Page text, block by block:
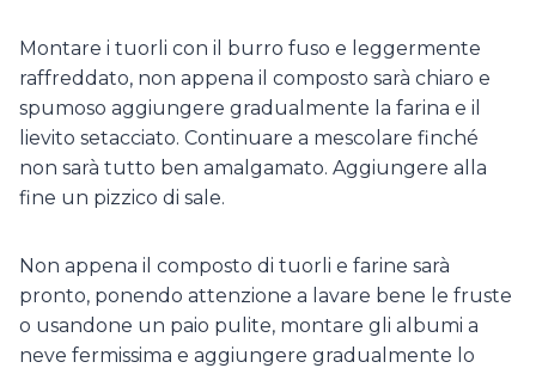
Montare i tuorli con il burro fuso e leggermente
raffreddato, non appena il composto sarà chiaro e
spumoso aggiungere gradualmente la farina e il
lievito setacciato. Continuare a mescolare finché
non sarà tutto ben amalgamato. Aggiungere alla
fine un pizzico di sale.
Non appena il composto di tuorli e farine sarà
pronto, ponendo attenzione a lavare bene le fruste
o usandone un paio pulite, montare gli albumi a
neve fermissima e aggiungere gradualmente lo